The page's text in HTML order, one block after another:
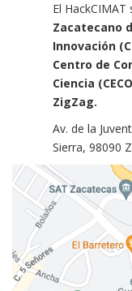
El HackCIMAT
Zacatecano
Innovación
Centro de
Ciencia
ZigZag.
Av. de la
Sierra, 98090